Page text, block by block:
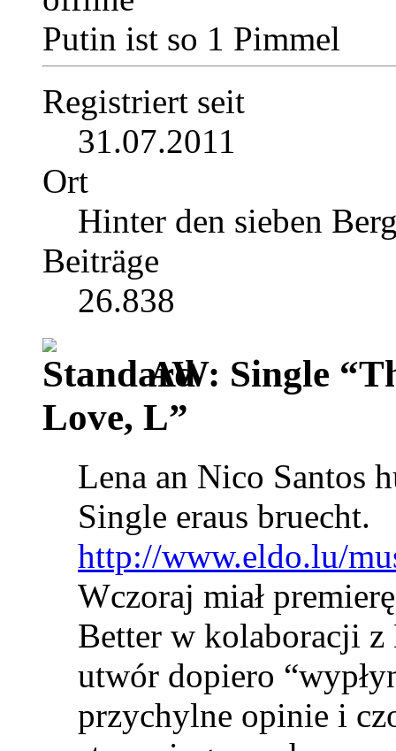
Putin ist so 1 Pimmel
Registriert seit
31.07.2011
Ort
Hinter den sieben
Beiträge
26.838
AW: Single
Love, L”
Lena an Nico Santos
Single eraus bruecht.
http://www.eldo.lu/
Wczoraj miał
Better w kolaboracji
utwór dopiero
przychylne opinie i